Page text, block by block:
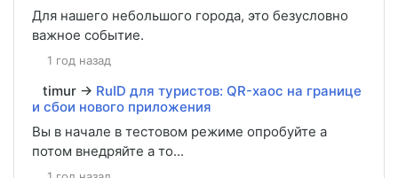
Для нашего небольшого города, это безусловно
важное событие.
1 год назад
timur → RuID для туристов: QR-хаос на границе
и сбои нового приложения
Вы в начале в тестовом режиме опробуйте а
потом внедряйте а то...